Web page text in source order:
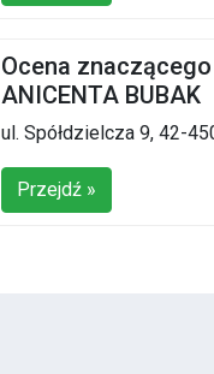
Ocena znaczącego
ANICENTA BUBAK
ul. Spółdzielcza 9, 42-
Przejdź »